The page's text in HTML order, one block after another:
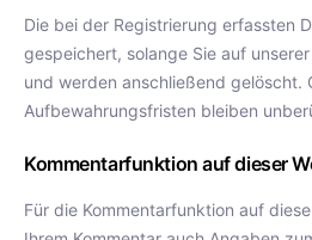
Die bei der Registrierung erfassten
gespeichert, solange Sie auf
und werden anschließend gelöscht.
Aufbewahrungsfristen bleiben
Kommentarfunktion auf dieser
Für die Kommentarfunktion auf